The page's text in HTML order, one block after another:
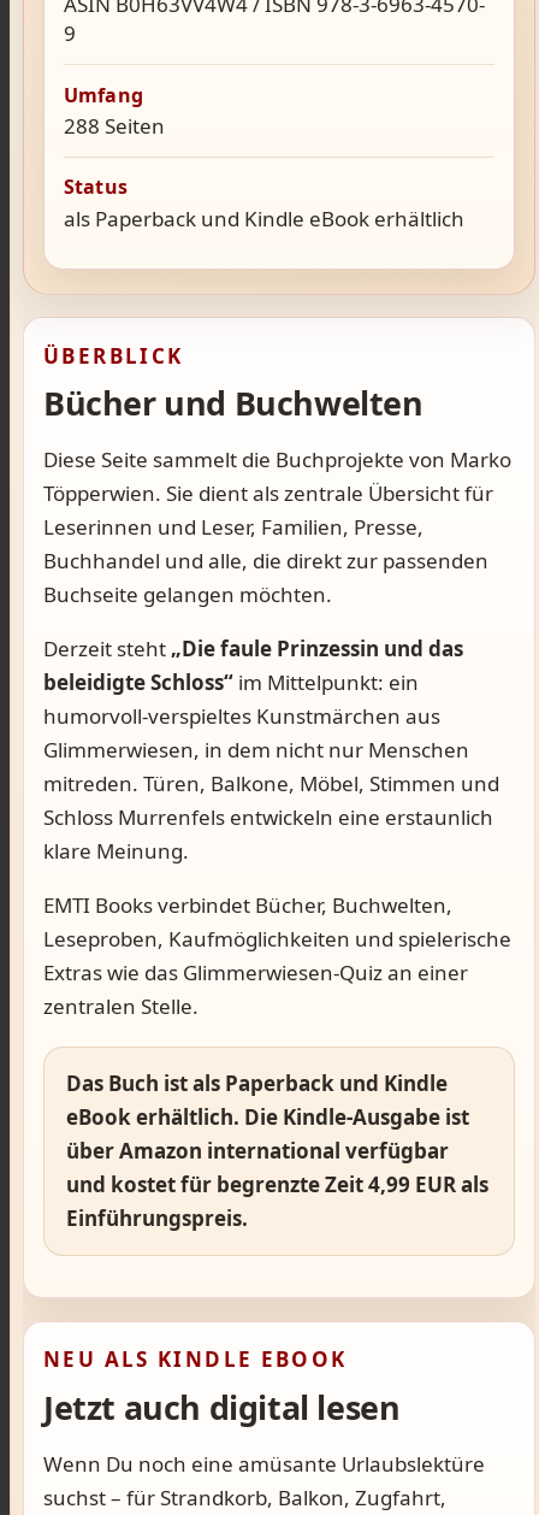
9
Umfang
288 Seiten
Status
als Paperback und Kindle eBook erhältlich
ÜBERBLICK
Bücher und Buchwelten
Diese Seite sammelt die Buchprojekte von Marko
Töpperwien. Sie dient als zentrale Übersicht für
Leserinnen und Leser, Familien, Presse,
Buchhandel und alle, die direkt zur passenden
Buchseite gelangen möchten.
Derzeit steht„Die faule Prinzessin und das
beleidigte Schloss“ im Mittelpunkt: ein
humorvoll-verspieltes Kunstmärchen aus
Glimmerwiesen, in dem nicht nur Menschen
mitreden. Türen, Balkone, Möbel, Stimmen und
Schloss Murrenfels entwickeln eine erstaunlich
klare Meinung.
EMTI Books verbindet Bücher, Buchwelten,
Leseproben, Kaufmöglichkeiten und spielerische
Extras wie das Glimmerwiesen-Quiz an einer
zentralen Stelle.
Das Buch ist als Paperback und Kindle
eBook erhältlich. Die Kindle-Ausgabe ist
über Amazon international verfügbar
und kostet für begrenzte Zeit 4,99 EUR als
Einführungspreis.
NEU ALS KINDLE EBOOK
Jetzt auch digital lesen
Wenn Du noch eine amüsante Urlaubslektüre
suchst – für Strandkorb, Balkon, Zugfahrt,